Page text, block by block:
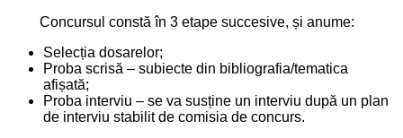
Concursul constă în 3 etape succesive, și anume:
Selecția dosarelor;
Proba scrisă – subiecte din bibliografia/tematica
afișată;
Proba interviu – se va susține un interviu după un plan
de interviu stabilit de comisia de concurs.